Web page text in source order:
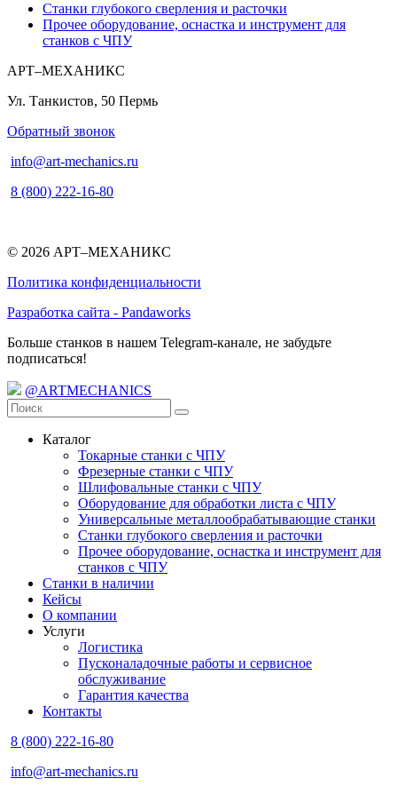
Станки глубокого сверления и расточки
Прочее оборудование, оснастка и инструмент для
станков с ЧПУ
АРТ–МЕХАНИКС
Ул. Танкистов, 50 Пермь
Обратный звонок
info@art-mechanics.ru
8 (800) 222-16-80
© 2026 АРТ–МЕХАНИКС
Политика конфиденциальности
Разработка сайта - Pandaworks
Больше станков в нашем Telegram-канале, не забудьте
подписаться!
@ARTMECHANICS
Каталог
Токарные станки с ЧПУ
Фрезерные станки с ЧПУ
Шлифовальные станки с ЧПУ
Оборудование для обработки листа с ЧПУ
Универсальные металлообрабатывающие станки
Станки глубокого сверления и расточки
Прочее оборудование, оснастка и инструмент для
станков с ЧПУ
Станки в наличии
Кейсы
О компании
Услуги
Логистика
Пусконаладочные работы и сервисное
обслуживание
Гарантия качества
Контакты
8 (800) 222-16-80
info@art-mechanics.ru